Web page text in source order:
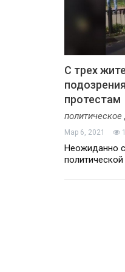
С трех
протестам
политическое
Мар 6, 2021
Неожиданно